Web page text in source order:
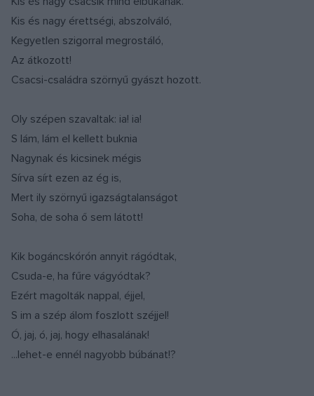
Kis és nagy érettségi, abszolváló,
Kegyetlen szigorral megrostáló,
Az átkozott!
Csacsi-családra szörnyű gyászt hozott.
Oly szépen szavaltak: ia! ia!
S lám, lám el kellett buknia
Nagynak és kicsinek mégis
Sírva sírt ezen az ég is,
Mert ily szörnyű igazságtalanságot
Soha, de soha ő sem látott!
Kik bogáncskórón annyit rágódtak,
Csuda-e, ha fűre vágyódtak?
Ezért magolták nappal, éjjel,
S im a szép álom foszlott széjjel!
Ó, jaj, ó, jaj, hogy elhasalának!
...lehet-e ennél nagyobb búbánat!?